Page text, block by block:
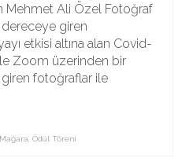
Mehmet Ali Özel Fotoğraf
dereceye giren
etkisi altına alan Covid-
Zoom üzerinden bir
fotoğraflar ile
Mağara Ödül Töreni